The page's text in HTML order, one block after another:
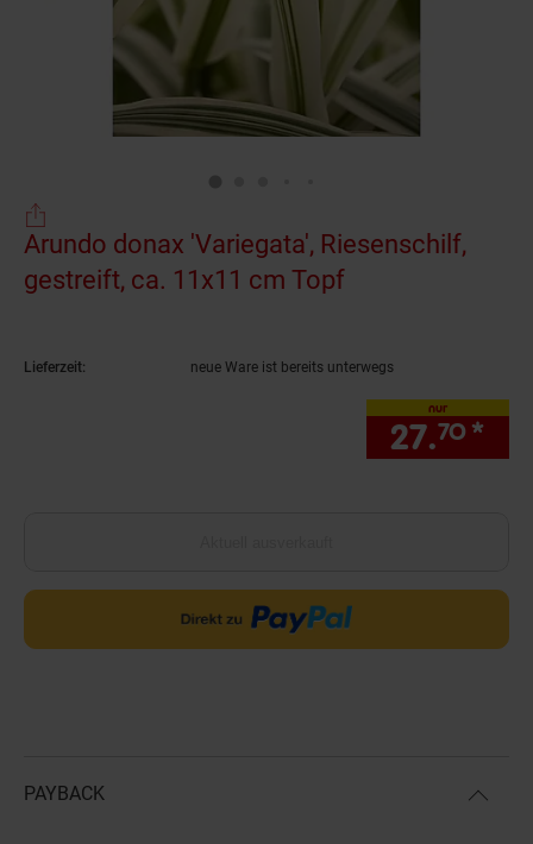
Arundo donax 'Variegata', Riesenschilf,
gestreift, ca. 11x11 cm Topf
Lieferzeit: neue Ware ist bereits unterwegs
nur
27.70 *
PAYBACK